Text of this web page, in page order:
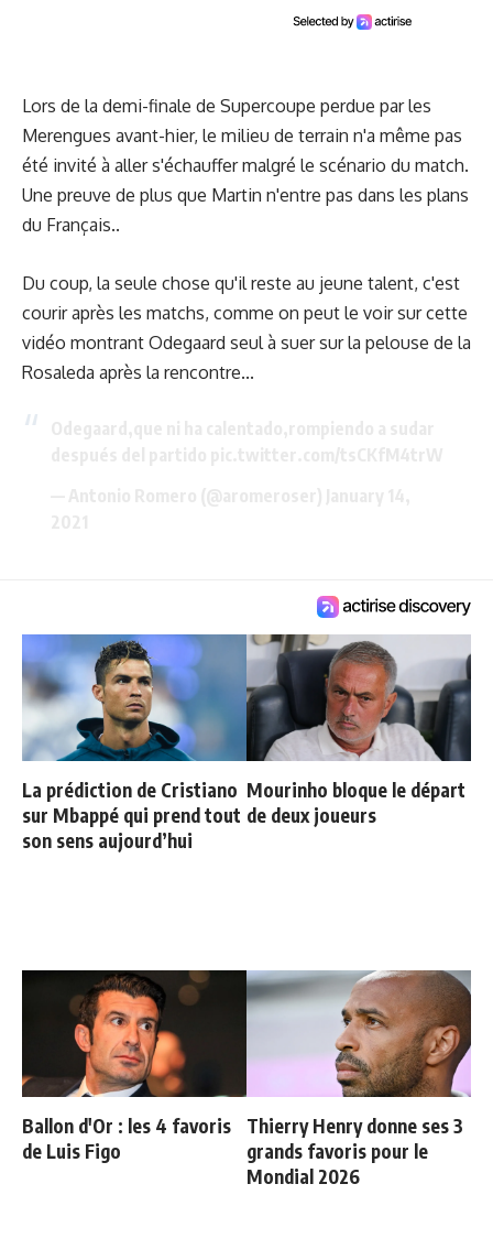
Lors de la demi-finale de Supercoupe perdue par les
Merengues avant-hier, le milieu de terrain n'a même pas
été invité à aller s'échauffer malgré le scénario du match.
Une preuve de plus que Martin n'entre pas dans les plans
du Français..
Du coup, la seule chose qu'il reste au jeune talent, c'est
courir après les matchs, comme on peut le voir sur cette
vidéo montrant Odegaard seul à suer sur la pelouse de la
Rosaleda après la rencontre...
La prédiction de Cristiano
sur Mbappé qui prend tout
son sens aujourd’hui
Mourinho bloque le départ
de deux joueurs
Ballon d'Or : les 4 favoris
de Luis Figo
Thierry Henry donne ses 3
grands favoris pour le
Mondial 2026